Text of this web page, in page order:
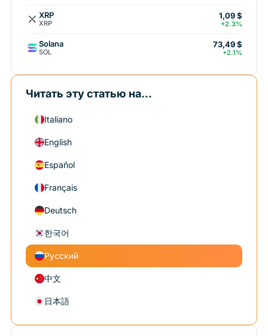
XRP
XRP
1,09 $
+2.3%
Solana
SOL
73,49 $
+2.1%
Читать эту статью на...
Italiano
English
Español
Français
Deutsch
한국어
Русский
中文
日本語